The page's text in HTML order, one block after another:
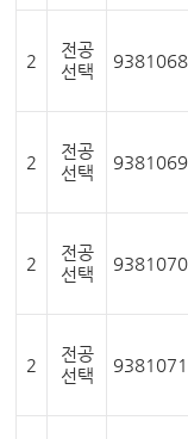
2
전공
선택
9381068
2
전공
선택
9381069
2
전공
선택
9381070
2
전공
선택
9381071